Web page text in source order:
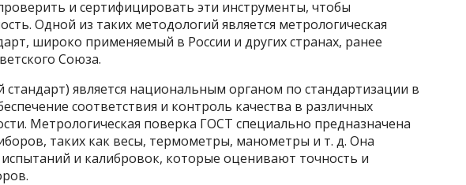
и сертифицировать эти инструменты, чтобы
Одной из таких методологий является метрологическая
широко применяемый в России и других странах, ранее
Союза.
стандарт) является национальным органом по стандартизации в
соответствия и контроль качества в различных
Метрологическая поверка ГОСТ специально предназначена
таких как весы, термометры, манометры и т. д. Она
и калибровок, которые оценивают точность и